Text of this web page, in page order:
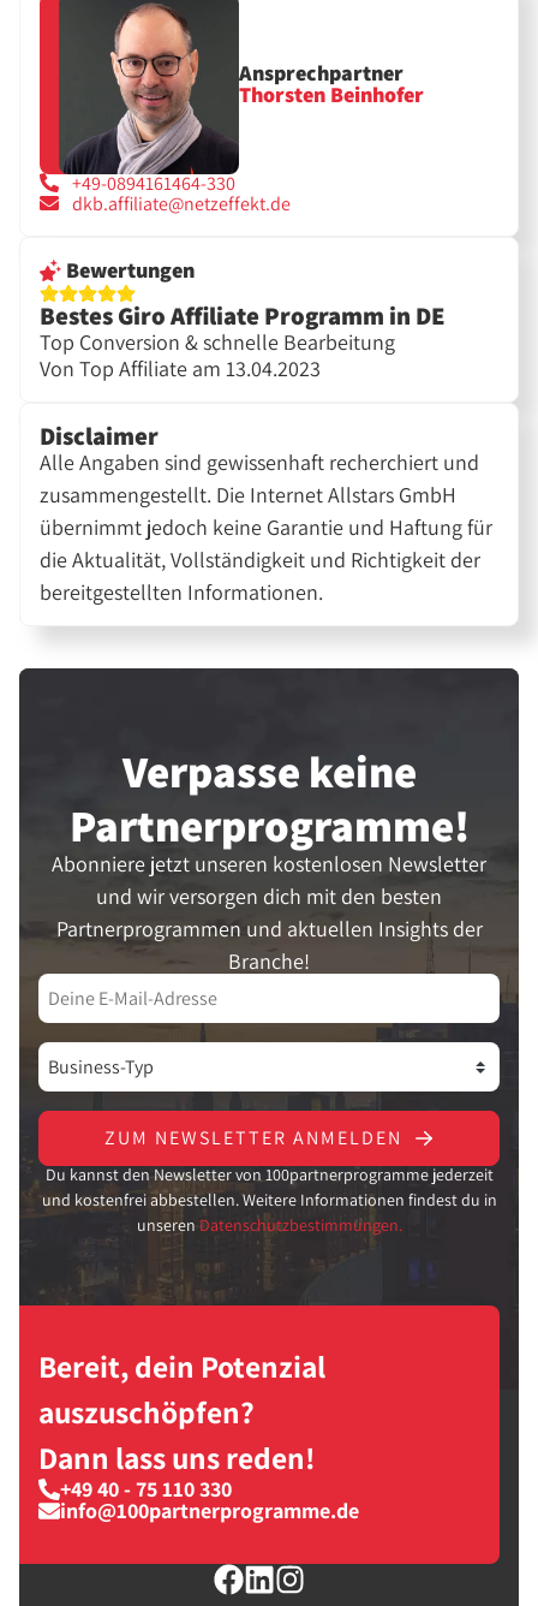
Ansprechpartner
Thorsten Beinhofer
+49-0894161464-330
dkb.affiliate@netzeffekt.de
Bewertungen
Bestes Giro Affiliate Programm in DE
Top Conversion & schnelle Bearbeitung
Von Top Affiliate am 13.04.2023
Disclaimer
Alle Angaben sind gewissenhaft recherchiert und
zusammengestellt. Die Internet Allstars GmbH
übernimmt jedoch keine Garantie und Haftung für
die Aktualität, Vollständigkeit und Richtigkeit der
bereitgestellten Informationen.
Verpasse keine
Partner­programme!
Abonniere jetzt unseren kostenlosen Newsletter
und wir versorgen dich mit den besten
Partnerprogrammen und aktuellen Insights der
Branche!
ZUM NEWSLETTER ANMELDEN
Du kannst den Newsletter von 100partnerprogramme jederzeit
und kostenfrei abbestellen. Weitere Informationen findest du in
unseren Datenschutzbestimmungen.
Bereit, dein Potenzial
auszuschöpfen?
Dann lass uns reden!
+49 40 - 75 110 330
info@100partnerprogramme.de